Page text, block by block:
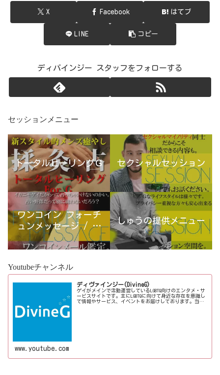
X Facebook はてブ
LINE コピー
ディバインジー スタッフをフォローする
セッションメニュー
トータルヒーリングＧ セクシャルセッション
ワンコイン フォーチ
ュンメッセージ / 古
宮優雨
しゅうの提供メニュー
Youtubeチャンネル
ディヴァインジー(DivineG)
ゲイがメインで活動運営しているLGBTQ向けのエンタメ・サ
ービスサイトです。主にLGBTQに向けて身近な存在を意識し
て情報やサービス、イベントをお届けしております。当事
www.youtube.com